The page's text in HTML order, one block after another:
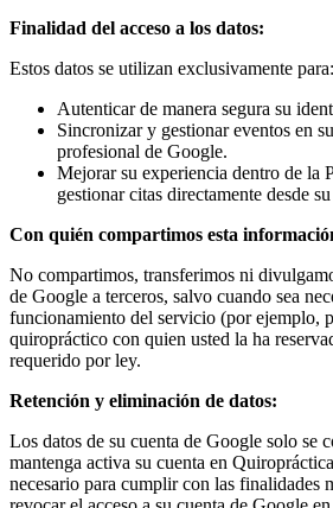
Finalidad del acceso a los datos:
Estos datos se utilizan exclusivamente para:
Autenticar de manera segura su
Sincronizar y gestionar eventos en
profesional de Google.
Mejorar su experiencia dentro de la
gestionar citas directamente desde
Con quién compartimos esta
No compartimos, transferimos ni
de Google a terceros, salvo cuando sea
funcionamiento del servicio (por ejemplo,
quiropráctico con quien usted la ha
requerido por ley.
Retención y eliminación de datos:
Los datos de su cuenta de Google solo se
mantenga activa su cuenta en
necesario para cumplir con las finalidades